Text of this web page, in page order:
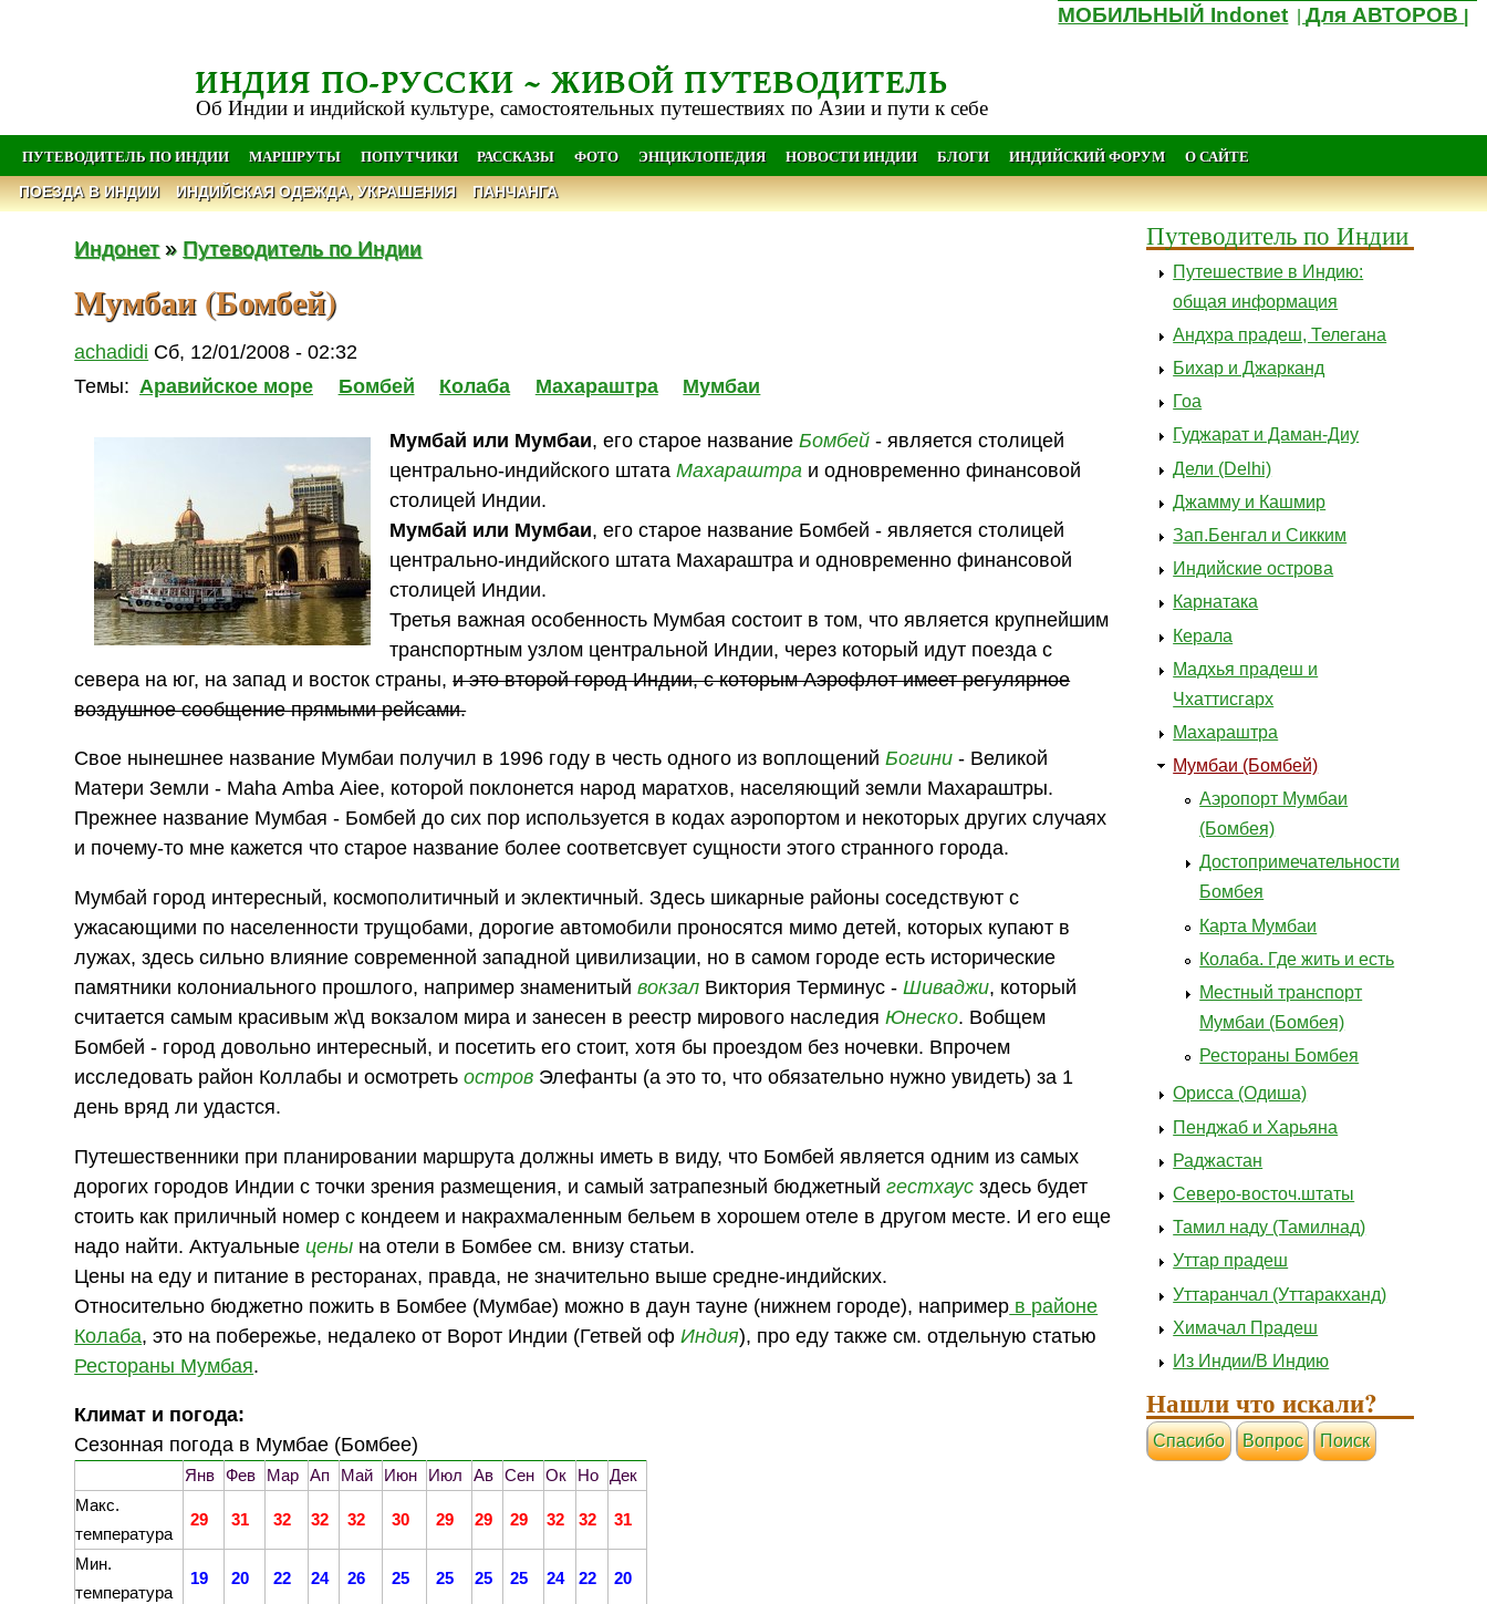
МОБИЛЬНЫЙ Indonet |Для АВТОРОВ
ИНДИЯ ПО-РУССКИ ~ ЖИВОЙ ПУТЕВОДИТЕЛЬ
Об Индии и индийской культуре, самостоятельных путешествиях по Азии и пути к себе
ПУТЕВОДИТЕЛЬ ПО ИНДИИ МАРШРУТЫ ПОПУТЧИКИ РАССКАЗЫ ФОТО ЭНЦИКЛОПЕДИЯ НОВОСТИ ИНДИИ БЛОГИ ИНДИЙСКИЙ ФОРУМ О САЙТЕ
ПОЕЗДА В ИНДИИ ИНДИЙСКАЯ ОДЕЖДА, УКРАШЕНИЯ ПАНЧАНГА
Индонет» Путеводитель по Индии
Мумбаи (Бомбей)
achadidi Сб, 12/01/2008 - 02:32
Темы: Аравийское море Бомбей Колаба Махараштра Мумбаи
Мумбай или Мумбаи, его старое названиеБомбей - является столицей
центрально-индийского штатаМахараштра и одновременно финансовой
столицей Индии.
Мумбай или Мумбаи, его старое название Бомбей - является столицей
центрально-индийского штата Махараштра и одновременно финансовой
столицей Индии.
Третья важная особенность Мумбая состоит в том, что является крупнейшим
транспортным узлом центральной Индии, через который идут поезда с
севера на юг, на запад и восток страны,и это второй город Индии, с которым Аэрофлот имеет регулярное
воздушное сообщение прямыми рейсами.
Свое нынешнее название Мумбаи получил в 1996 году в честь одного из воплощенийБогини - Великой
Матери Земли - Maha Аmba Аiee, которой поклонется народ маратхов, населяющий земли Махараштры.
Прежнее название Мумбая - Бомбей до сих пор используется в кодах аэропортом и некоторых других случаях
и почему-то мне кажется что старое название более соответсвует сущности этого странного города.
Мумбай город интересный, космополитичный и эклектичный. Здесь шикарные районы соседствуют с
ужасающими по населенности трущобами, дорогие автомобили проносятся мимо детей, которых купают в
лужах, здесь сильно влияние современной западной цивилизации, но в самом городе есть исторические
памятники колониального прошлого, например знаменитыйвокзал Виктория Терминус -Шиваджи, который
считается самым красивым ж\д вокзалом мира и занесен в реестр мирового наследияЮнеско. Вобщем
Бомбей - город довольно интересный, и посетить его стоит, хотя бы проездом без ночевки. Впрочем
исследовать район Коллабы и осмотретьостров Элефанты (а это то, что обязательно нужно увидеть) за 1
день вряд ли удастся.
Путешественники при планировании маршрута должны иметь в виду, что Бомбей является одним из самых
дорогих городов Индии с точки зрения размещения, и самый затрапезный бюджетныйгестхаус здесь будет
стоить как приличный номер с кондеем и накрахмаленным бельем в хорошем отеле в другом месте. И его еще
надо найти. Актуальныецены на отели в Бомбее см. внизу статьи.
Цены на еду и питание в ресторанах, правда, не значительно выше средне-индийских.
Относительно бюджетно пожить в Бомбее (Мумбае) можно в даун тауне (нижнем городе), например в районе
Колаба, это на побережье, недалеко от Ворот Индии (Гетвей офИндия), про еду также см. отдельную статью
Рестораны Мумбая.
Климат и погода:
Сезонная погода в Мумбае (Бомбее)
Янв Фев Мар Ап Май Июн Июл Ав Сен Ок Но
Дек
Макс.
температура
29 31 32 32 32 30 29 29 29 32 32 31
Мин.
температура
19 20 22 24 26 25 25 25 25 24 22 20
Путеводитель по Индии
Путешествие в Индию:
общая информация
Андхра прадеш, Телегана
Бихар и Джарканд
Гоа
Гуджарат и Даман-Диу
Дели (Delhi)
Джамму и Кашмир
Зап.Бенгал и Сикким
Индийские острова
Карнатака
Керала
Мадхья прадеш и
Чхаттисгарх
Махараштра
Мумбаи (Бомбей)
Аэропорт Мумбаи
(Бомбея)
Достопримечательности
Бомбея
Карта Мумбаи
Колаба. Где жить и есть
Местный транспорт
Мумбаи (Бомбея)
Рестораны Бомбея
Орисса (Одиша)
Пенджаб и Харьяна
Раджастан
Северо-восточ.штаты
Тамил наду (Тамилнад)
Уттар прадеш
Уттаранчал (Уттаракханд)
Химачал Прадеш
Из Индии/В Индию
Нашли что искали?
Cпасибо Вопрос Поиск